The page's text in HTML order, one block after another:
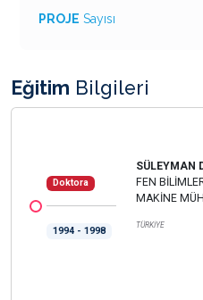
PROJE Sayısı
Eğitim Bilgileri
Doktora
1994 - 1998
SÜLEYMAN
FEN
MAKİNE
TÜRKİYE